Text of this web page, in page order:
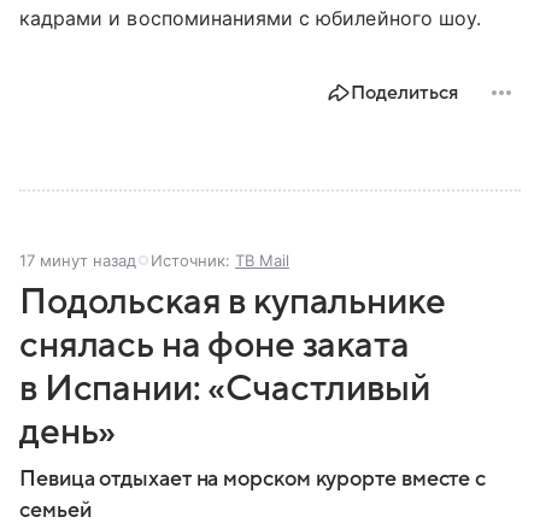
кадрами и воспоминаниями с юбилейного шоу.
Поделиться
17 минут назад Источник: ТВ Mail
Подольская в купальнике
снялась на фоне заката
в Испании: «Счастливый
день»
Певица отдыхает на морском курорте вместе с
семьей